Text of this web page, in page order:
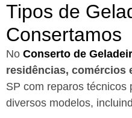
Tipos de
Consertamos
No Conserto de
residências, comércios
SP com reparos técnicos
diversos modelos,